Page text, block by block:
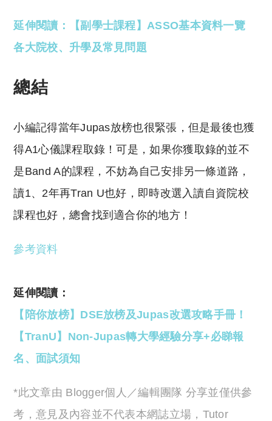
延伸閱讀：【副學士課程】ASSO基本資料一覽
各大院校、升學及常見問題
總結
小編記得當年Jupas放榜也很緊張，但是最後也獲
得A1心儀課程取錄！可是，如果你獲取錄的並不
是Band A的課程，不妨為自己安排另一條道路，
讀1、2年再Tran U也好，即時改選入讀自資院校
課程也好，總會找到適合你的地方！
參考資料
延伸閱讀：
【陪你放榜】DSE放榜及Jupas改選攻略手冊！
【TranU】Non-Jupas轉大學經驗分享+必睇報
名、面試須知
*此文章由 Blogger個人／編輯團隊 分享並僅供參
考，意見及內容並不代表本網誌立場，Tutor